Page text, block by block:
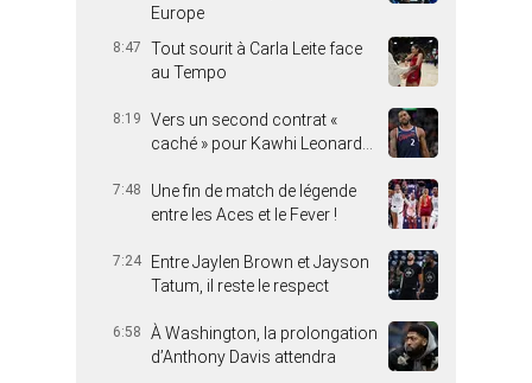
Europe
8:47
Tout sourit à Carla Leite face
au Tempo
8:19
Vers un second contrat «
caché » pour Kawhi Leonard…
7:48
Une fin de match de légende
entre les Aces et le Fever !
7:24
Entre Jaylen Brown et Jayson
Tatum, il reste le respect
6:58
À Washington, la prolongation
d’Anthony Davis attendra